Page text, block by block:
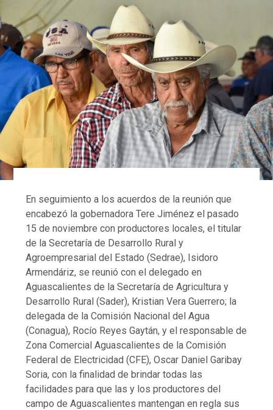
En seguimiento a los acuerdos de la reunión que
encabezó la gobernadora Tere Jiménez el pasado
15 de noviembre con productores locales, el titular
de la Secretaría de Desarrollo Rural y
Agroempresarial del Estado (Sedrae), Isidoro
Armendáriz, se reunió con el delegado en
Aguascalientes de la Secretaría de Agricultura y
Desarrollo Rural (Sader), Kristian Vera Guerrero; la
delegada de la Comisión Nacional del Agua
(Conagua), Rocío Reyes Gaytán, y el responsable de
Zona Comercial Aguascalientes de la Comisión
Federal de Electricidad (CFE), Oscar Daniel Garibay
Soria, con la finalidad de brindar todas las
facilidades para que las y los productores del
campo de Aguascalientes mantengan en regla sus